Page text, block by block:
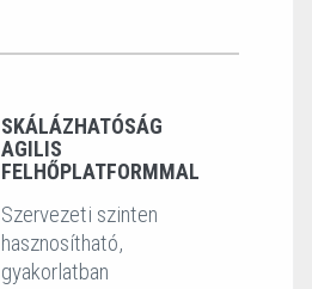
SKÁLÁZHATÓSÁG
AGILIS
FELHŐPLATFORMMAL
Szervezeti szinten
hasznosítható,
gyakorlatban